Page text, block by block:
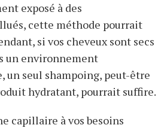
exposé à des
cette méthode pourrait
si vos cheveux sont secs
un environnement
un seul shampoing, peut-être
hydratant, pourrait suffire.
capillaire à vos besoins